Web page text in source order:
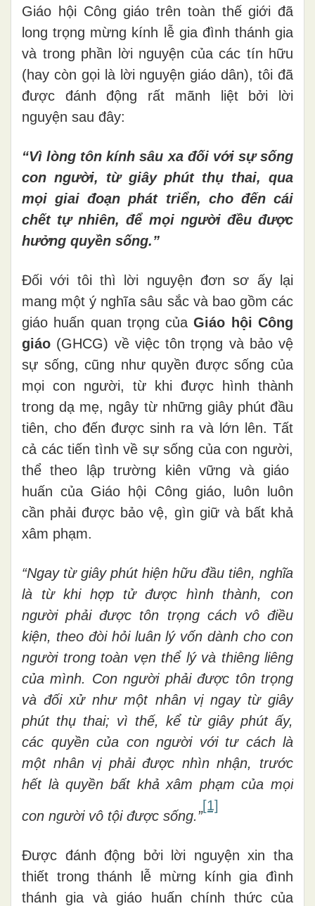
Giáo hội Công giáo trên toàn thế giới đã
long trọng mừng kính lễ gia đình thánh gia
và trong phần lời nguyện của các tín hữu
(hay còn gọi là lời nguyện giáo dân), tôi đã
được đánh động rất mãnh liệt bởi lời
nguyện sau đây:
“Vì lòng tôn kính sâu xa đối với sự sống
con người, từ giây phút thụ thai, qua
mọi giai đoạn phát triển, cho đến cái
chết tự nhiên, để mọi người đều được
hưởng quyền sống.”
Đối với tôi thì lời nguyện đơn sơ ấy lại
mang một ý nghĩa sâu sắc và bao gồm các
giáo huấn quan trọng củaGiáo hội Công
giáo (GHCG) về việc tôn trọng và bảo vệ
sự sống, cũng như quyền được sống của
mọi con người, từ khi được hình thành
trong dạ mẹ, ngây từ những giây phút đầu
tiên, cho đến được sinh ra và lớn lên. Tất
cả các tiến tình về sự sống của con người,
thể theo lập trường kiên vững và giáo
huấn của Giáo hội Công giáo, luôn luôn
cần phải được bảo vệ, gìn giữ và bất khả
xâm phạm.
“Ngay từ giây phút hiện hữu đầu tiên, nghĩa
là từ khi hợp tử được hình thành, con
người phải được tôn trọng cách vô điều
kiện, theo đòi hỏi luân lý vốn dành cho con
người trong toàn vẹn thể lý và thiêng liêng
của mình. Con người phải được tôn trọng
và đối xử như một nhân vị ngay từ giây
phút thụ thai; vì thế, kể từ giây phút ấy,
các quyền của con người với tư cách là
một nhân vị phải được nhìn nhận, trước
hết là quyền bất khả xâm phạm của mọi
con người vô tội được sống.”
[1]
Được đánh động bởi lời nguyện xin tha
thiết trong thánh lễ mừng kính gia đình
thánh gia và giáo huấn chính thức của